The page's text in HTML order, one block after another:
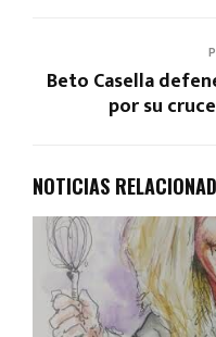
Beto Casella
por su
NOTICIAS